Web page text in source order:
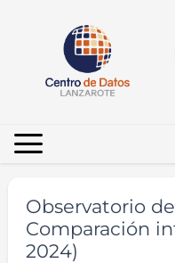
Observatorio
Comparación
2024)